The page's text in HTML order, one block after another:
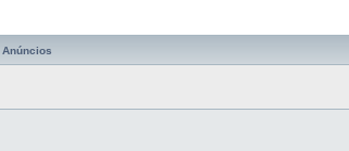
Anúncios